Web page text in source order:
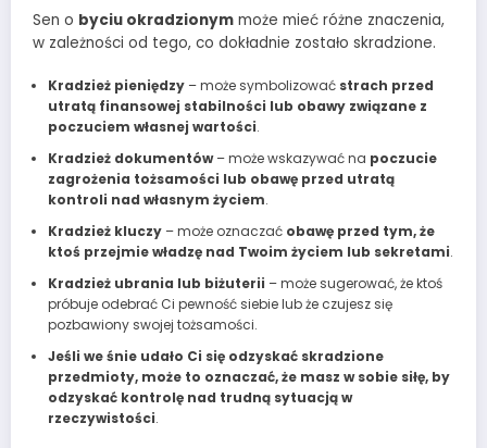
Sen o byciu okradzionym może mieć różne znaczenia,
w zależności od tego, co dokładnie zostało skradzione.
Kradzież pieniędzy– może symbolizować strach przed
utratą finansowej stabilności lub obawy związane z
poczuciem własnej wartości.
Kradzież dokumentów– może wskazywać na poczucie
zagrożenia tożsamości lub obawę przed utratą
kontroli nad własnym życiem.
Kradzież kluczy– może oznaczać obawę przed tym, że
ktoś przejmie władzę nad Twoim życiem lub sekretami.
Kradzież ubrania lub biżuterii – może sugerować, że ktoś
próbuje odebrać Ci pewność siebie lub że czujesz się
pozbawiony swojej tożsamości.
Jeśli we śnie udało Ci się odzyskać skradzione
przedmioty, może to oznaczać, że masz w sobie siłę, by
odzyskać kontrolę nad trudną sytuacją w
rzeczywistości.